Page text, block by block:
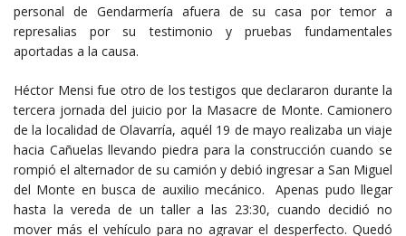
personal de Gendarmería afuera de su casa por temor a
represalias por su testimonio y pruebas fundamentales
aportadas a la causa.
Héctor Mensi fue otro de los testigos que declararon durante la
tercera jornada del juicio por la Masacre de Monte. Camionero
de la localidad de Olavarría, aquél 19 de mayo realizaba un viaje
hacia Cañuelas llevando piedra para la construcción cuando se
rompió el alternador de su camión y debió ingresar a San Miguel
del Monte en busca de auxilio mecánico. Apenas pudo llegar
hasta la vereda de un taller a las 23:30, cuando decidió no
mover más el vehículo para no agravar el desperfecto. Quedó